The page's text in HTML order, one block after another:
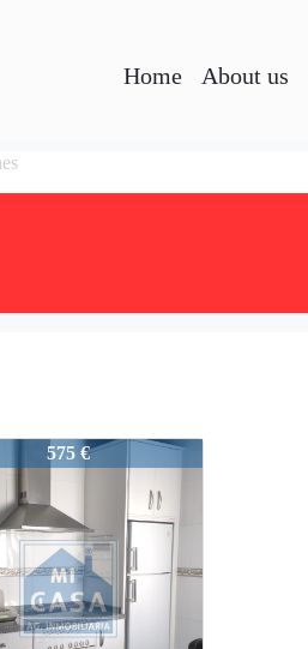
Home About us
575 €